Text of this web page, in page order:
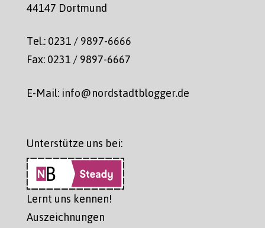
44147 Dortmund
Tel.: 0231 / 9897-6666
Fax: 0231 / 9897-6667
E-Mail: info@nordstadtblogger.de
Unterstütze uns bei:
Lernt uns kennen!
Auszeichnungen